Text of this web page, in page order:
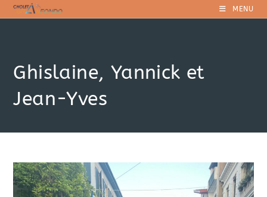
Skip
to
MENU
Ghislaine, Yannick et
Jean-Yves